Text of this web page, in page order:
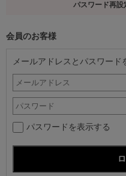
パスワード再設
会員のお客様
メールアドレスとパスワード
パスワードを表示する